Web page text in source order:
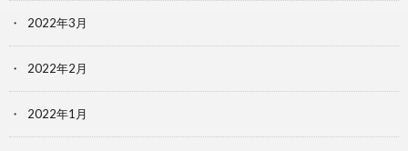
2022年3月
2022年2月
2022年1月